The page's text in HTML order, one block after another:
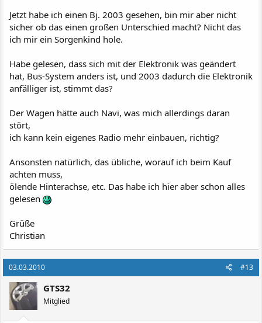
Jetzt habe ich einen Bj. 2003 gesehen, bin mir aber nicht
sicher ob das einen großen Unterschied macht? Nicht das
ich mir ein Sorgenkind hole.
Habe gelesen, dass sich mit der Elektronik was geändert
hat, Bus-System anders ist, und 2003 dadurch die Elektronik
anfälliger ist, stimmt das?
Der Wagen hätte auch Navi, was mich allerdings daran
stört,
ich kann kein eigenes Radio mehr einbauen, richtig?
Ansonsten natürlich, das übliche, worauf ich beim Kauf
achten muss,
ölende Hinterachse, etc. Das habe ich hier aber schon alles
gelesen
Grüße
Christian
03.03.2010 #13
GTS32
Mitglied